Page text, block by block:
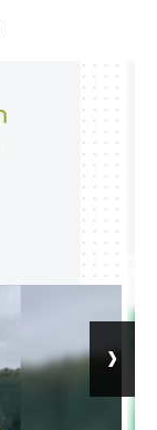
28 de
la
trabajo.
abril 28,
›